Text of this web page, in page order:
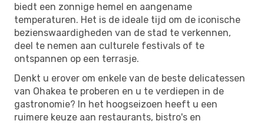
biedt een zonnige hemel en aangename
temperaturen. Het is de ideale tijd om de iconische
bezienswaardigheden van de stad te verkennen,
deel te nemen aan culturele festivals of te
ontspannen op een terrasje.
Denkt u erover om enkele van de beste delicatessen
van Ohakea te proberen en u te verdiepen in de
gastronomie? In het hoogseizoen heeft u een
ruimere keuze aan restaurants, bistro's en